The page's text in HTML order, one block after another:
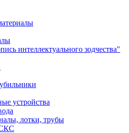
интеллектуального зодчества"
устройства
лотки, трубы